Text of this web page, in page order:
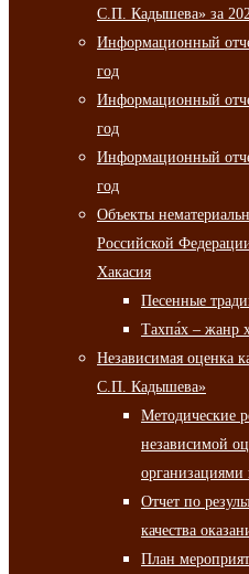
С.П. Кадышева» за
Информационный
год
Информационный
год
Информационный
год
Объекты
Российской
Хакасия
Песенные
Тахпа́х – жанр
Независимая оценка
С.П. Кадышева»
Методические
независимой
организациями
Отчет по
качества
План